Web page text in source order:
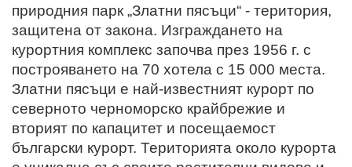
природния парк „Златни пясъци“ - територия,
защитена от закона. Изграждането на
курортния комплекс започва през 1956 г. с
построяването на 70 хотела с 15 000 места.
Златни пясъци е най-известният курорт по
северното черноморско крайбрежие и
вторият по капацитет и посещаемост
български курорт. Територията около курорта